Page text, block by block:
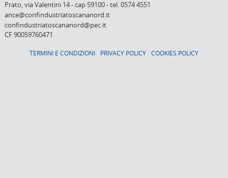
Prato,via Valentini 14-cap 59100-tel. 0574 4551
ance@confindustriatoscananord.it
confindustriatoscananord@pec.it
CF 90059760471
TERMINI E CONDIZIONI PRIVACY POLICY COOKIES POLICY